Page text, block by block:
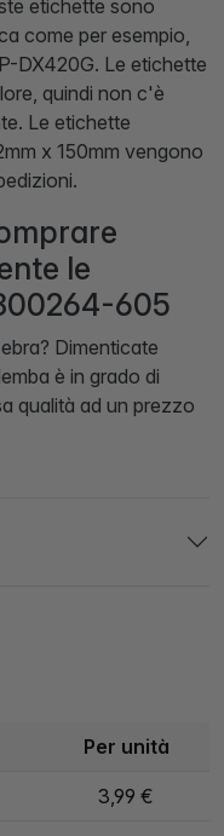
Per unità
3,99 €
etichette sono
come per esempio,
DX420G. Le etichette
quindi non c'è
Le etichette
x 150mm vengono
le
605
Dimenticate
è in grado di
qualità ad un prezzo